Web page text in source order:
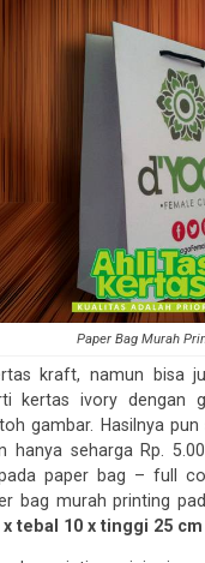
Paper Bag Murah
kraft, namun bisa
kertas ivory dengan
gambar. Hasilnya pun
hanya seharga Rp.
paper bag – full
bag murah printing
tebal 10 x tinggi 25 cm